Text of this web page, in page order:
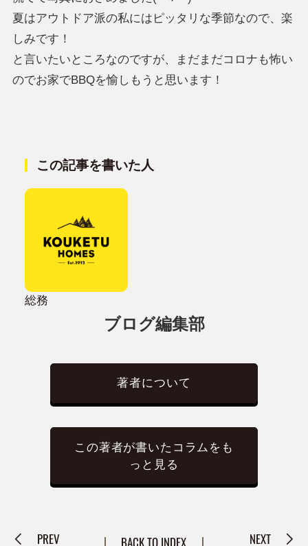
夏はアウトドア派の私にはピッタリな季節なので、楽
しみです！
と言いたいところなのですが、まだまだコロナも怖い
のでお家でBBQを愉しもうと思います！
この記事を書いた人
総務
ブログ編集部
著者について
この著者が書いたコラムをも
っと見る
PREV BACK TO INDEX NEXT